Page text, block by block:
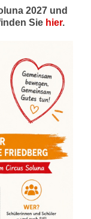
2027 und
Sie hier.